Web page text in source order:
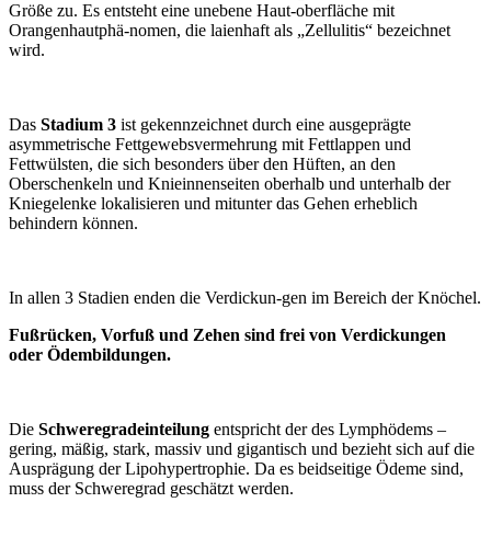
Größe zu. Es entsteht eine unebene Haut-oberfläche mit
Orangenhautphä-nomen, die laienhaft als „Zellulitis“ bezeichnet
wird.
Das Stadium 3 ist gekennzeichnet durch eine ausgeprägte
asymmetrische Fettgewebsvermehrung mit Fettlappen und
Fettwülsten, die sich besonders über den Hüften, an den
Oberschenkeln und Knieinnenseiten oberhalb und unterhalb der
Kniegelenke lokalisieren und mitunter das Gehen erheblich
behindern können.
In allen 3 Stadien enden die Verdickun-gen im Bereich der Knöchel.
Fußrücken, Vorfuß und Zehen sind frei von Verdickungen
oder Ödembildungen.
Die Schweregradeinteilung entspricht der des Lymphödems –
gering, mäßig, stark, massiv und gigantisch und bezieht sich auf die
Ausprägung der Lipohypertrophie. Da es beidseitige Ödeme sind,
muss der Schweregrad geschätzt werden.